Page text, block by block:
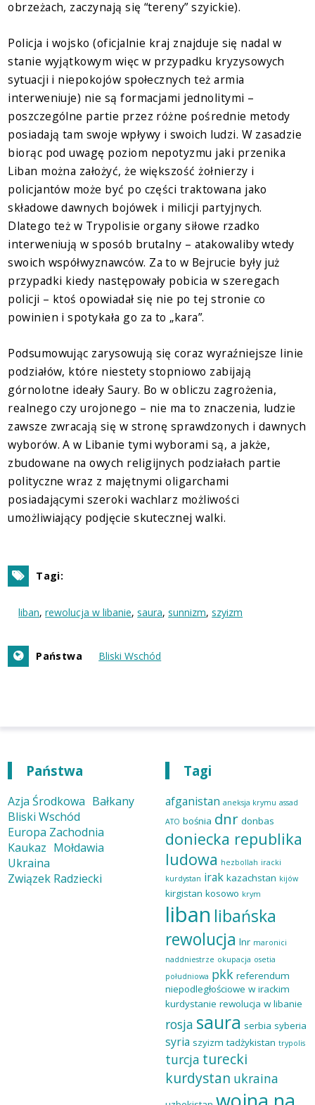
obrzeżach, zaczynają się “tereny” szyickie).
Policja i wojsko (oficjalnie kraj znajduje się nadal w
stanie wyjątkowym więc w przypadku kryzysowych
sytuacji i niepokojów społecznych też armia
interweniuje) nie są formacjami jednolitymi –
poszczególne partie przez różne pośrednie metody
posiadają tam swoje wpływy i swoich ludzi. W zasadzie
biorąc pod uwagę poziom nepotyzmu jaki przenika
Liban można założyć, że większość żołnierzy i
policjantów może być po części traktowana jako
składowe dawnych bojówek i milicji partyjnych.
Dlatego też w Trypolisie organy siłowe rzadko
interweniują w sposób brutalny – atakowaliby wtedy
swoich współwyznawców. Za to w Bejrucie były już
przypadki kiedy następowały pobicia w szeregach
policji – ktoś opowiadał się nie po tej stronie co
powinien i spotykała go za to „kara”.
Podsumowując zarysowują się coraz wyraźniejsze linie
podziałów, które niestety stopniowo zabijają
górnolotne ideały Saury. Bo w obliczu zagrożenia,
realnego czy urojonego – nie ma to znaczenia, ludzie
zawsze zwracają się w stronę sprawdzonych i dawnych
wyborów. A w Libanie tymi wyborami są, a jakże,
zbudowane na owych religijnych podziałach partie
polityczne wraz z majętnymi oligarchami
posiadającymi szeroki wachlarz możliwości
umożliwiający podjęcie skutecznej walki.
Tagi:
liban rewolucja w libanie saura sunnizm szyizm
Państwa Bliski Wschód
Państwa
Azja Środkowa Bałkany
Bliski Wschód
Europa Zachodnia
Kaukaz Mołdawia
Ukraina
Związek Radziecki
Tagi
afganistan aneksja krymu assad
ATO bośnia dnr donbas
doniecka republika
ludowa hezbollah iracki
kurdystan irak kazachstan kijów
kirgistan kosowo krym
liban libańska
rewolucja lnr maronici
naddniestrze okupacja osetia
południowa pkk referendum
niepodległościowe w irackim
kurdystanie rewolucja w libanie
rosja saura serbia syberia
syria szyizm tadżykistan trypolis
turcja turecki
kurdystan ukraina